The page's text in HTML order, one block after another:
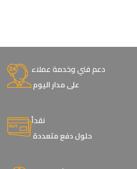
دعم فني وخدمة عملاء
على مدار اليوم
نقداً
حلول دفع متعددة